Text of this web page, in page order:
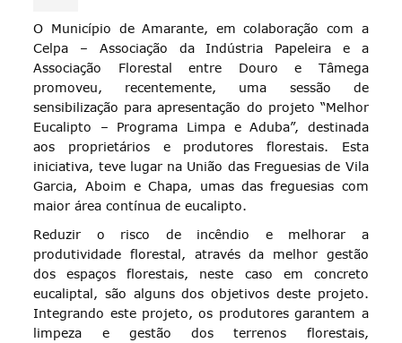
O Município de Amarante, em colaboração com a
Celpa – Associação da Indústria Papeleira e a
Associação Florestal entre Douro e Tâmega
promoveu, recentemente, uma sessão de
sensibilização para apresentação do projeto “Melhor
Eucalipto – Programa Limpa e Aduba”, destinada
aos proprietários e produtores florestais. Esta
iniciativa, teve lugar na União das Freguesias de Vila
Garcia, Aboim e Chapa, umas das freguesias com
maior área contínua de eucalipto.
Reduzir o risco de incêndio e melhorar a
produtividade florestal, através da melhor gestão
dos espaços florestais, neste caso em concreto
eucaliptal, são alguns dos objetivos deste projeto.
Integrando este projeto, os produtores garantem a
limpeza e gestão dos terrenos florestais,